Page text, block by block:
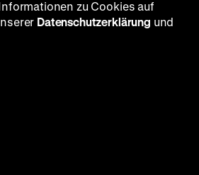
zu Cookies auf
Datenschutzerklärung und